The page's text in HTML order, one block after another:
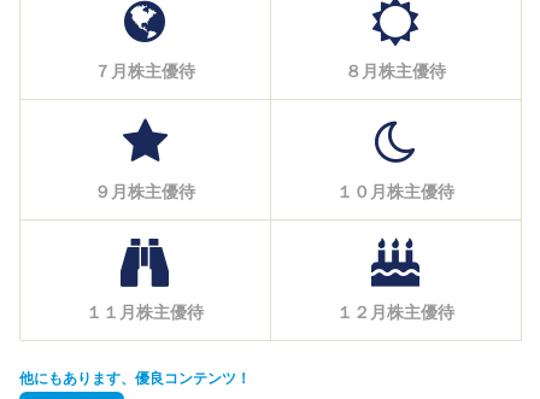
７月株主優待 ８月株主優待
９月株主優待 １０月株主優待
１１月株主優待 １２月株主優待
他にもあります、優良コンテンツ！